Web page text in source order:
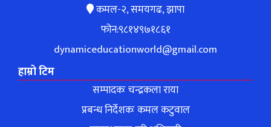
कमल-२, समयगढ, झापा
फोन:९८१४९७१८६१
dynamiceducationworld@gmail.com
हाम्रो टिम
सम्पादकः चन्द्रकला राया
प्रबन्ध निर्देशकः कमल कटुवाल